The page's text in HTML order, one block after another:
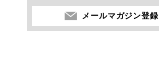
メールマガジン登録